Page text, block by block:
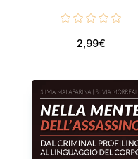
2,99€